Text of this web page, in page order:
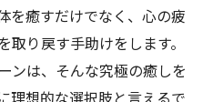
を癒すだけでなく、心の疲
り戻す手助けをします。
ンは、そんな究極の癒しを
理想的な選択肢と言えるで